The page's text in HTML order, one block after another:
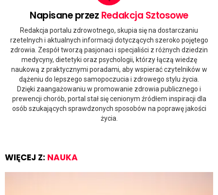
Napisane przez Redakcja Sztosowe
Redakcja portalu zdrowotnego, skupia się na dostarczaniu
rzetelnych i aktualnych informacji dotyczących szeroko pojętego
zdrowia. Zespół tworzą pasjonaci i specjaliści z różnych dziedzin
medycyny, dietetyki oraz psychologii, którzy łączą wiedzę
naukową z praktycznymi poradami, aby wspierać czytelników w
dążeniu do lepszego samopoczucia i zdrowego stylu życia.
Dzięki zaangażowaniu w promowanie zdrowia publicznego i
prewencji chorób, portal stał się cenionym źródłem inspiracji dla
osób szukających sprawdzonych sposobów na poprawę jakości
życia.
WIĘCEJ Z: NAUKA